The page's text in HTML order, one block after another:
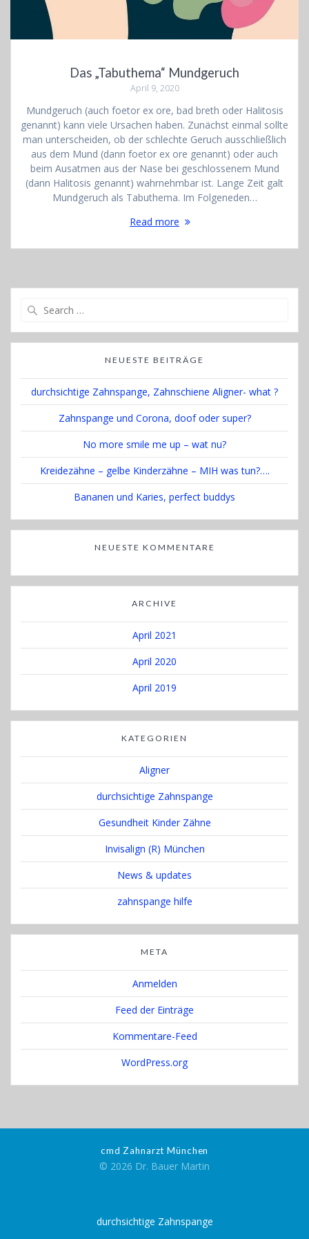
Das „Tabuthema“ Mundgeruch
April 9, 2020
Mundgeruch (auch foetor ex ore, bad breth oder Halitosis
genannt) kann viele Ursachen haben. Zunächst einmal sollte
man unterscheiden, ob der schlechte Geruch ausschließlich
aus dem Mund (dann foetor ex ore genannt) oder auch
beim Ausatmen aus der Nase bei geschlossenem Mund
(dann Halitosis genannt) wahrnehmbar ist. Lange Zeit galt
Mundgeruch als Tabuthema. Im Folgeneden…
Read more
NEUESTE BEITRÄGE
durchsichtige Zahnspange, Zahnschiene Aligner- what ?
Zahnspange und Corona, doof oder super?
No more smile me up – wat nu?
Kreidezähne – gelbe Kinderzähne – MIH was tun?….
Bananen und Karies, perfect buddys
NEUESTE KOMMENTARE
ARCHIVE
April 2021
April 2020
April 2019
KATEGORIEN
Aligner
durchsichtige Zahnspange
Gesundheit Kinder Zähne
Invisalign (R) München
News & updates
zahnspange hilfe
META
Anmelden
Feed der Einträge
Kommentare-Feed
WordPress.org
cmd Zahnarzt München
© 2026 Dr. Bauer Martin
durchsichtige Zahnspange